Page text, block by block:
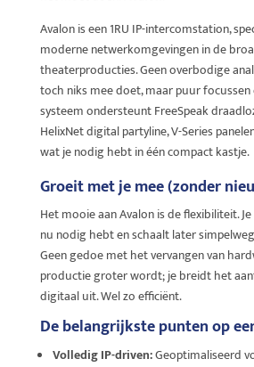
Avalon is een 1RU IP-intercomstation,
moderne netwerkomgevingen in de
theaterproducties. Geen overbodige
toch niks mee doet, maar puur
systeem ondersteunt FreeSpeak
HelixNet digital partyline, V-Series
wat je nodig hebt in één compact kastje.
Groeit met je mee (zonder
Het mooie aan Avalon is de flexibiliteit.
nu nodig hebt en schaalt later
Geen gedoe met het vervangen van
productie groter wordt; je breidt het
digitaal uit. Wel zo efficiënt.
De belangrijkste punten op
Volledig IP-driven:Geoptimaliseerd